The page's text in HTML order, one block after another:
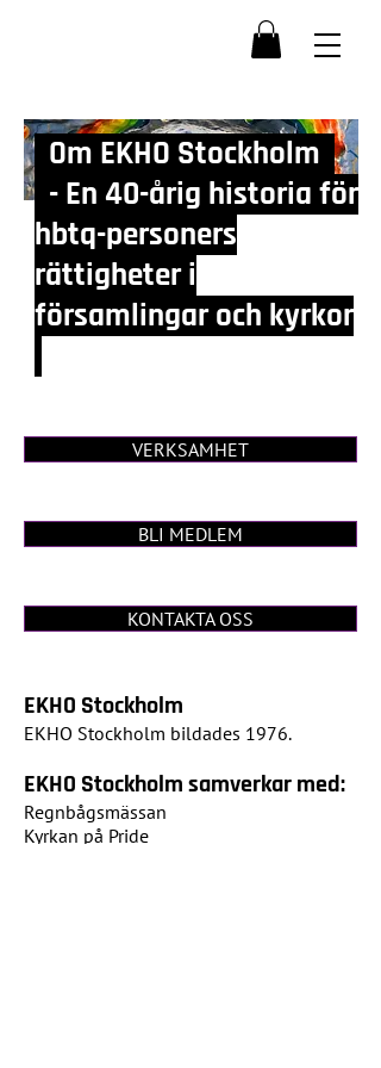
Om EKHO Stockholm
- En 40-årig historia för
hbtq-personers
rättigheter i
församlingar och kyrkor
VERKSAMHET
BLI MEDLEM
KONTAKTA OSS
EKHO Stockholm
EKHO Stockholm bildades 1976.
EKHO Stockholm samverkar med:
Regnbågsmässan
Kyrkan på Pride